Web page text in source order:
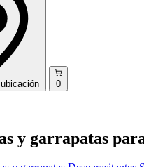
0
y garrapatas